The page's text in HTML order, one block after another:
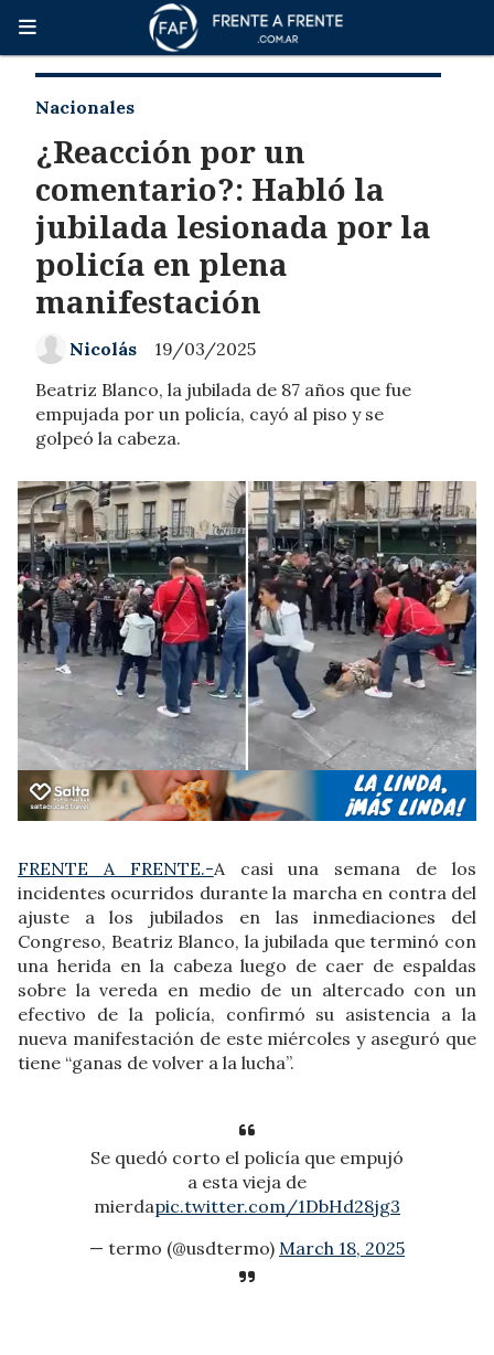
¿Reacción por un
comentario?: Habló la
jubilada lesionada por la
policía en plena
manifestación
Beatriz Blanco, la jubilada de 87 años que fue
empujada por un policía, cayó al piso y se
golpeó la cabeza.
Nacionales
19/03/2025
Nicolás
FRENTE A FRENTE.-A casi una semana de los
incidentes ocurridos durante la marcha en contra del
ajuste a los jubilados en las inmediaciones del
Congreso, Beatriz Blanco, la jubilada que terminó con
una herida en la cabeza luego de caer de espaldas
sobre la vereda en medio de un altercado con un
efectivo de la policía, confirmó su asistencia a la
nueva manifestación de este miércoles y aseguró que
tiene “ganas de volver a la lucha”.
Se quedó corto el policía que empujó
a esta vieja de
mierdapic.twitter.com/1DbHd28jg3
— termo (@usdtermo) March 18, 2025